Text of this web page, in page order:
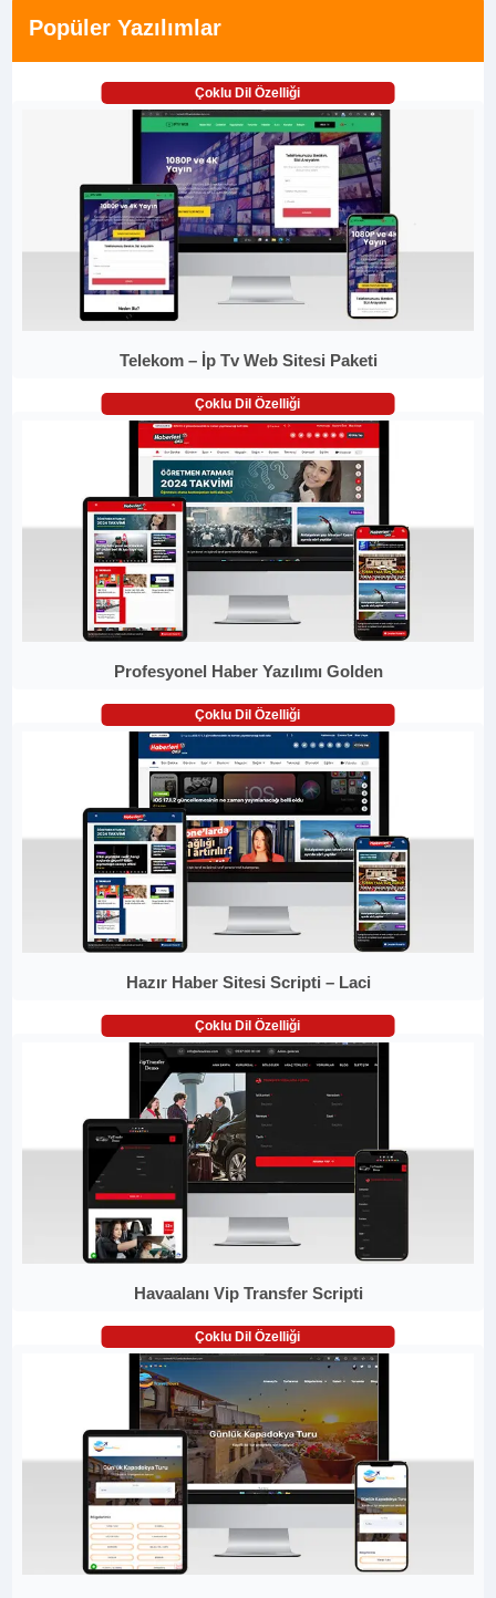
Popüler Yazılımlar
Çoklu Dil Özelliği
Telekom – İp Tv Web Sitesi Paketi
Çoklu Dil Özelliği
Profesyonel Haber Yazılımı Golden
Çoklu Dil Özelliği
Hazır Haber Sitesi Scripti – Laci
Çoklu Dil Özelliği
Havaalanı Vip Transfer Scripti
Çoklu Dil Özelliği